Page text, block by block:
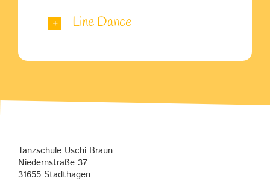
Line Dance
Tanzschule Uschi Braun
Niedernstraße 37
31655 Stadthagen